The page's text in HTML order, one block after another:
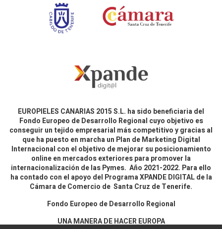
EUROPIELES CANARIAS 2015 S.L. ha sido beneficiaria del
Fondo Europeo de Desarrollo Regional cuyo objetivo es
conseguir un tejido empresarial más competitivo y gracias al
que ha puesto en marcha un Plan de Marketing Digital
Internacional con el objetivo de mejorar su posicionamiento
online en mercados exteriores para promover la
internacionalización de las Pymes. Año 2021-2022. Para ello
ha contado con el apoyo del Programa XPANDE DIGITAL de la
Cámara de Comercio de Santa Cruz de Tenerife.
Fondo Europeo de Desarrollo Regional
UNA MANERA DE HACER EUROPA